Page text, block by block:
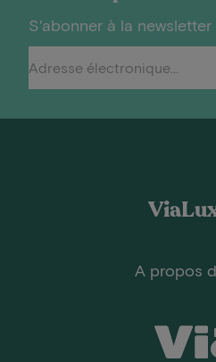
S'abonner à la newsletter
A propos